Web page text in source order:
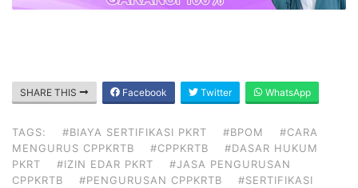
SHARE THIS Facebook Twitter WhatsApp
TAGS: #BIAYA SERTIFIKASI PKRT #BPOM
#CARA
MENGURUS CPPKRTB
#CPPKRTB
#DASAR HUKUM
PKRT
#IZIN EDAR PKRT
#JASA PENGURUSAN
CPPKRTB
#PENGURUSAN CPPKRTB
#SERTIFIKASI